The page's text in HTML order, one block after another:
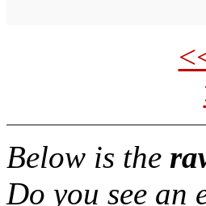
Below is the
Do you see an